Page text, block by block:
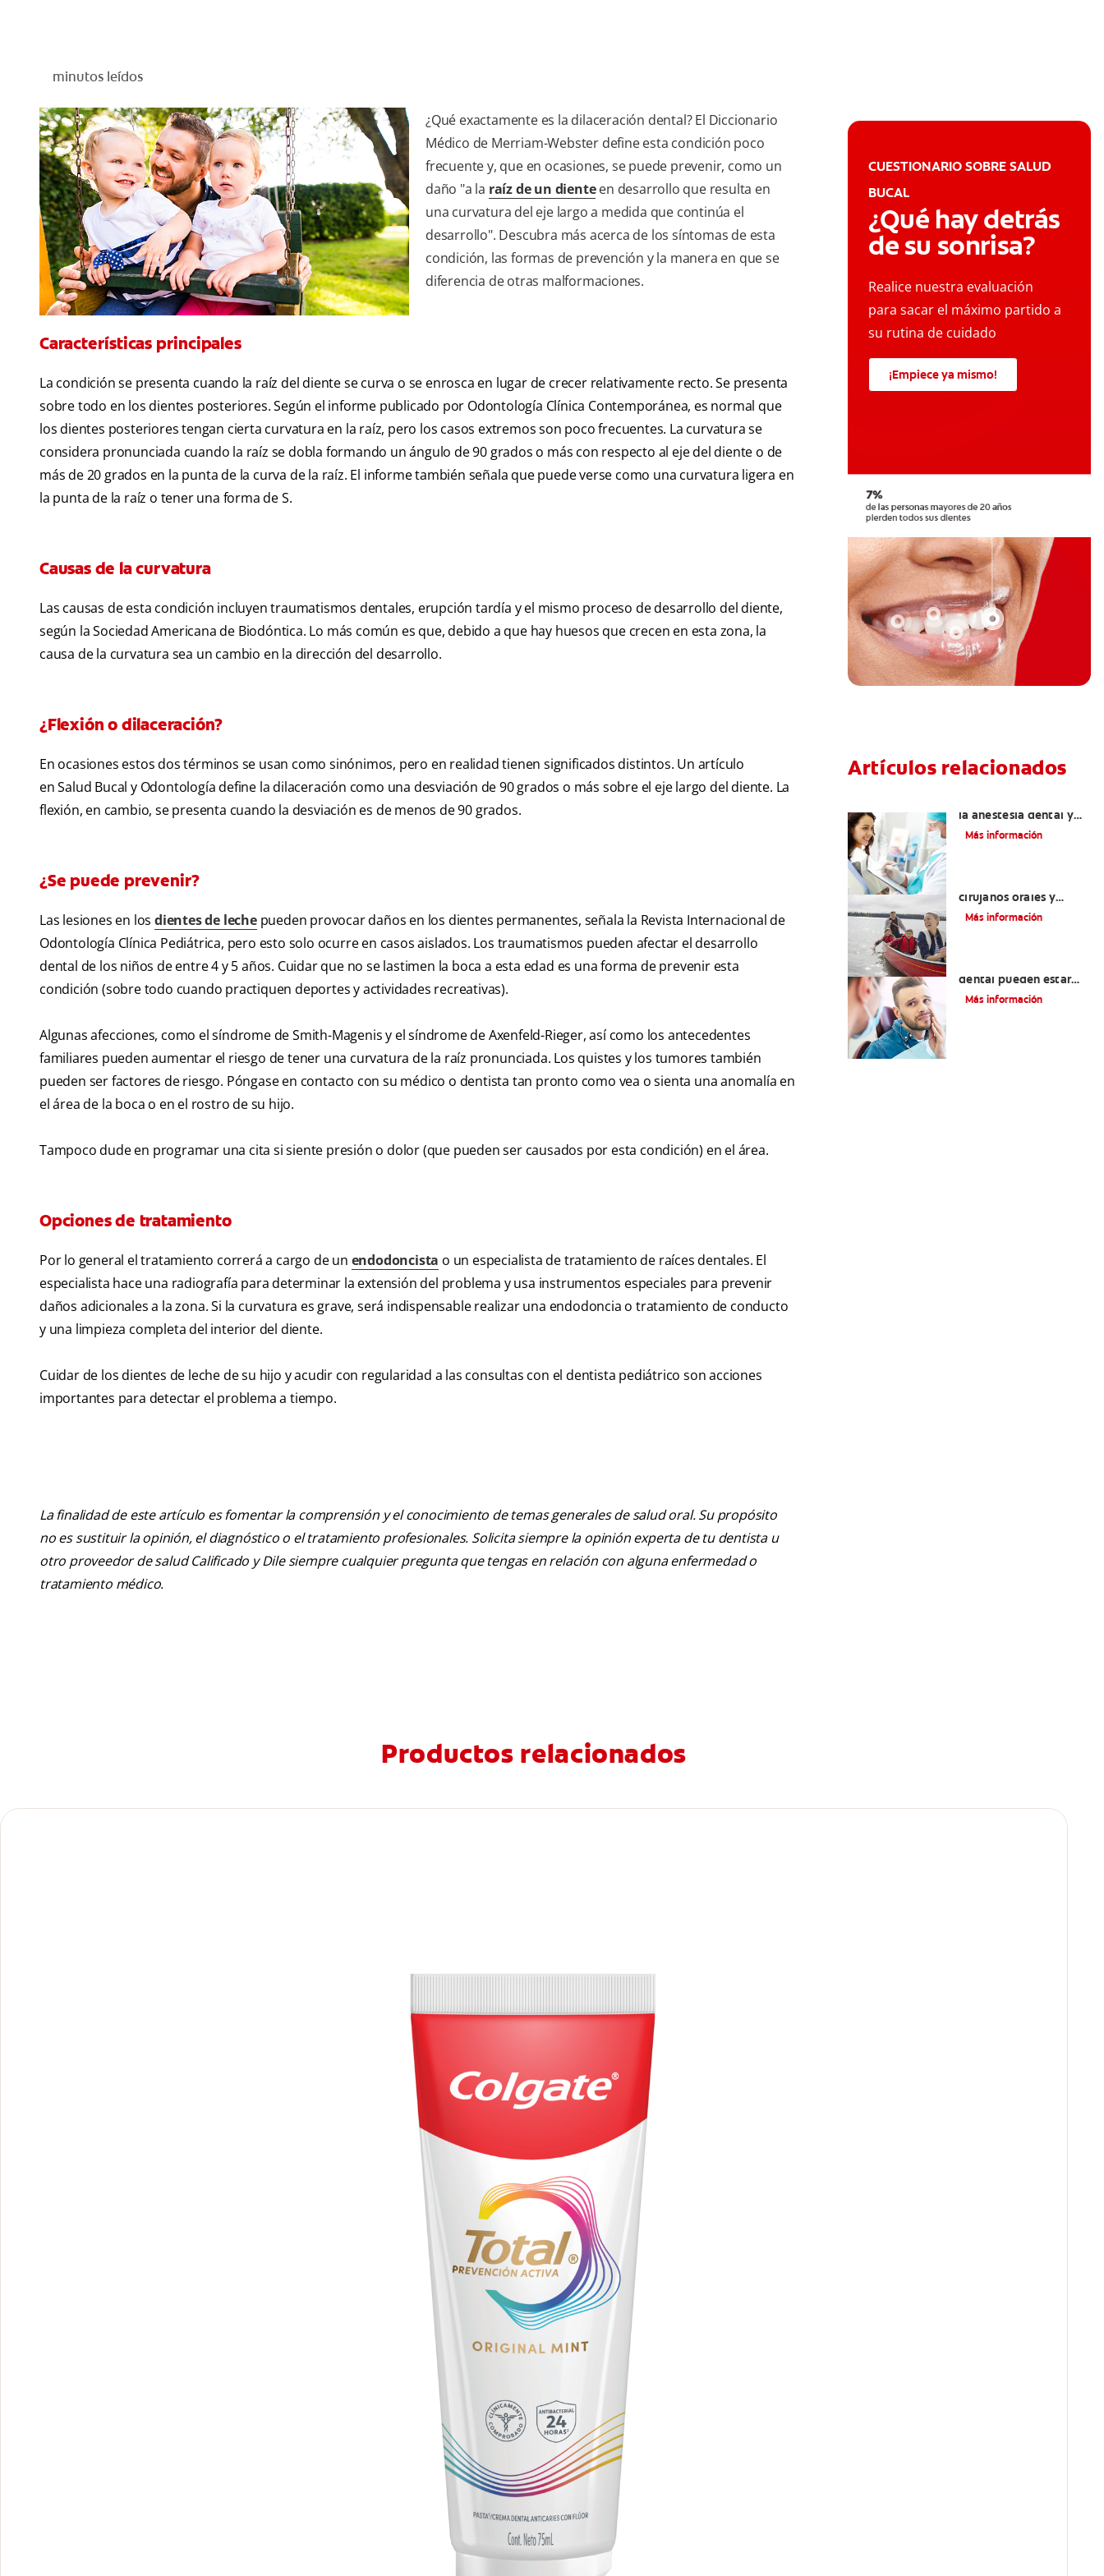
minutos leídos
¿Qué exactamente es la dilaceración dental? El Diccionario
Médico de Merriam-Webster define esta condición poco
frecuente y, que en ocasiones, se puede prevenir, como un
daño "a la raíz de un dienteen desarrollo que resulta en
una curvatura del eje largo a medida que continúa el
desarrollo". Descubra más acerca de los síntomas de esta
condición, las formas de prevención y la manera en que se
diferencia de otras malformaciones.
Características principales
La condición se presenta cuando la raíz del diente se curva o se enrosca en lugar de crecer relativamente recto. Se presenta
sobre todo en los dientes posteriores. Según el informe publicado por Odontología Clínica Contemporánea, es normal que
los dientes posteriores tengan cierta curvatura en la raíz, pero los casos extremos son poco frecuentes. La curvatura se
considera pronunciada cuando la raíz se dobla formando un ángulo de 90 grados o más con respecto al eje del diente o de
más de 20 grados en la punta de la curva de la raíz. El informe también señala que puede verse como una curvatura ligera en
la punta de la raíz o tener una forma de S.
Causas de la curvatura
Las causas de esta condición incluyen traumatismos dentales, erupción tardía y el mismo proceso de desarrollo del diente,
según la Sociedad Americana de Biodóntica. Lo más común es que, debido a que hay huesos que crecen en esta zona, la
causa de la curvatura sea un cambio en la dirección del desarrollo.
¿Flexión o dilaceración?
En ocasiones estos dos términos se usan como sinónimos, pero en realidad tienen significados distintos. Un artículo
en Salud Bucal y Odontología define la dilaceración como una desviación de 90 grados o más sobre el eje largo del diente. La
flexión, en cambio, se presenta cuando la desviación es de menos de 90 grados.
¿Se puede prevenir?
Las lesiones en los dientes de lechepueden provocar daños en los dientes permanentes, señala la Revista Internacional de
Odontología Clínica Pediátrica, pero esto solo ocurre en casos aislados. Los traumatismos pueden afectar el desarrollo
dental de los niños de entre 4 y 5 años. Cuidar que no se lastimen la boca a esta edad es una forma de prevenir esta
condición (sobre todo cuando practiquen deportes y actividades recreativas).
Algunas afecciones, como el síndrome de Smith-Magenis y el síndrome de Axenfeld-Rieger, así como los antecedentes
familiares pueden aumentar el riesgo de tener una curvatura de la raíz pronunciada. Los quistes y los tumores también
pueden ser factores de riesgo. Póngase en contacto con su médico o dentista tan pronto como vea o sienta una anomalía en
el área de la boca o en el rostro de su hijo.
Tampoco dude en programar una cita si siente presión o dolor (que pueden ser causados por esta condición) en el área.
Opciones de tratamiento
Por lo general el tratamiento correrá a cargo de un endodoncista o un especialista de tratamiento de raíces dentales. El
especialista hace una radiografía para determinar la extensión del problema y usa instrumentos especiales para prevenir
daños adicionales a la zona. Si la curvatura es grave, será indispensable realizar una endodoncia o tratamiento de conducto
y una limpieza completa del interior del diente.
Cuidar de los dientes de leche de su hijo y acudir con regularidad a las consultas con el dentista pediátrico son acciones
importantes para detectar el problema a tiempo.
La finalidad de este artículo es fomentar la comprensión y el conocimiento de temas generales de salud oral. Su propósito
no es sustituir la opinión, el diagnóstico o el tratamiento profesionales. Solicita siempre la opinión experta de tu dentista u
otro proveedor de salud Calificado y Dile siempre cualquier pregunta que tengas en relación con alguna enfermedad o
tratamiento médico.
CUESTIONARIO SOBRE SALUD
BUCAL
¿Qué hay detrás
de su sonrisa?
Realice nuestra evaluación
para sacar el máximo partido a
su rutina de cuidado
¡Empiece ya mismo!
Artículos relacionados
la anestesia dental y
causas de tratamiento
Más información
cirujanos orales y
maxilofaciales
Más información
dental pueden estar
relacionados?
Más información
Productos relacionados